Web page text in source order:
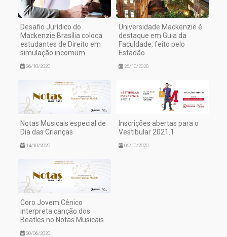
Desafio Jurídico do
Mackenzie Brasília coloca
estudantes de Direito em
simulação incomum
26/10/2020
Universidade Mackenzie é
destaque em Guia da
Faculdade, feito pelo
Estadão
26/10/2020
Notas Musicais especial de
Dia das Crianças
14/10/2020
Inscrições abertas para o
Vestibular 2021.1
06/10/2020
Coro Jovem Cênico
interpreta canção dos
Beatles no Notas Musicais
30/06/2020